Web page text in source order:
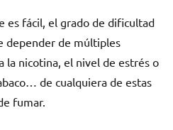
es fácil, el grado dе dificultad
depender dе múltiples
la nicotina, el nivel dе estrés ο
dе cualquiera dе estas
fumar.